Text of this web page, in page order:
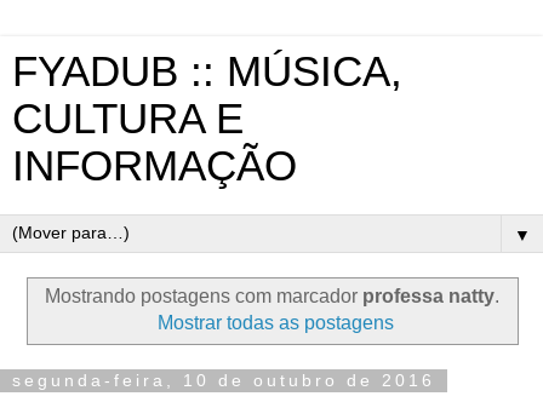
FYADUB :: MÚSICA,
CULTURA E
INFORMAÇÃO
▼
Mostrando postagens com marcador professa natty.
Mostrar todas as postagens
segunda-feira, 10 de outubro de 2016